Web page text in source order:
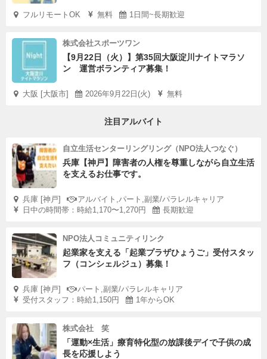
フルリモートOK 無料 1日間~長期歓迎
株式会社スポーツワン
【9月22日（火）】第35回大阪淀川ナイトマラソ
ン 運営ボランティア募集！
大阪 [大阪市] 2026年9月22日(火) 無料
注目アルバイト
自立生活センターリングリング（NPO法人つなぐ）
兵庫【神戸】障害者の人権を尊重しながら自立生活
を支えるお仕事です。
兵庫 [神戸]
アルバイト,パート,副業/パラレルキャリア
日中の時間帯：時給1,170〜1,270円
長期歓迎
NPO法人コミュニティリンク
起業家を支える「起業プラザひょうご」受付スタッ
フ（コンシェルジュ）募集！
兵庫 [神戸]
パート,副業/パラレルキャリア
受付スタッフ：時給1,150円
1年からOK
株式会社 笑
「運動×生活」療育特化型の放課後デイで子供の成
長を応援しよう